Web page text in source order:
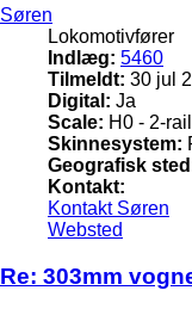
Søren
Lokomotivfører
Indlæg: 5460
Tilmeldt: 30 jul
Digital: Ja
Scale: H0 - 2-rail
Skinnesystem:
Geografisk
Kontakt:
Kontakt Søren
Websted
Re: 303mm